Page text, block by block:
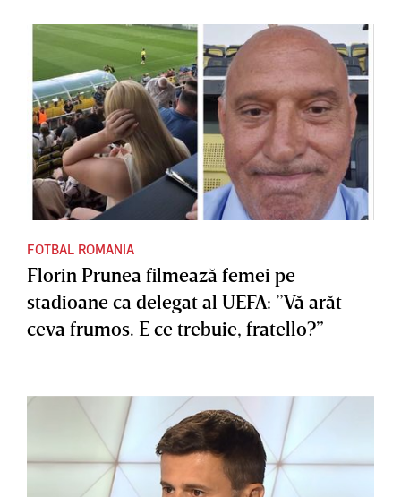
FOTBAL ROMANIA
Florin Prunea filmează femei pe
stadioane ca delegat al UEFA: ”Vă arăt
ceva frumos. E ce trebuie, fratello?”